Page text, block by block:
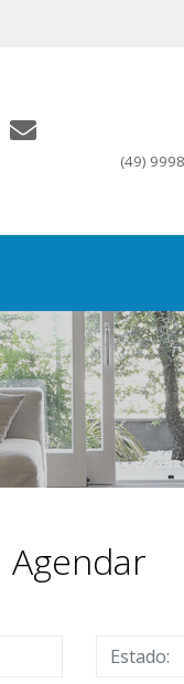
(49)
Agendar